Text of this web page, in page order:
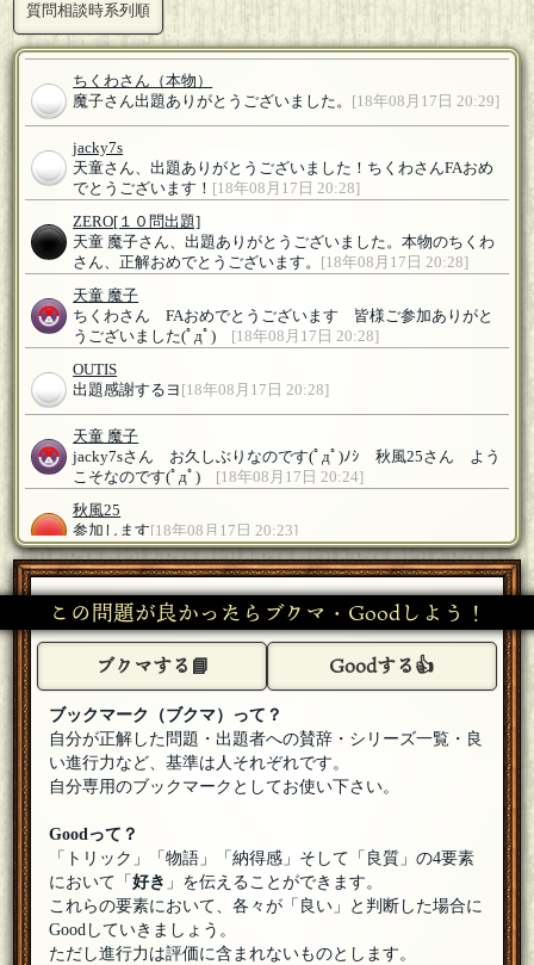
質問相談時系列順
ちくわさん（本物）
魔子さん出題ありがとうございました。
[18年08月17日 20:29]
jacky7s
天童さん、出題ありがとうございました！ちくわさんFAおめ
でとうございます！ [18年08月17日 20:28]
ZERO[１０問出題]
天童 魔子さん、出題ありがとうございました。本物のちくわ
さん、正解おめでとうございます。
[18年08月17日 20:28]
天童 魔子
ちくわさん FAおめでとうございます 皆様ご参加ありがと
うございました(ﾟдﾟ)ゞ
[18年08月17日 20:28]
OUTIS
出題感謝するヨ [18年08月17日 20:28]
天童 魔子
jacky7sさん お久しぶりなのです(ﾟдﾟ)ﾉｼ 秋風25さん よう
こそなのです(ﾟдﾟ)ゞ
[18年08月17日 20:24]
秋風25
参加します [18年08月17日 20:23]
jacky7s
参加します！[18年08月17日 20:23]
天童 魔子
ちくわさん ZEROさん ようこそなのです(ﾟдﾟ)ゞ[18年08月
ZERO[１０問出題]
参加します。 [18年08月17日 20:22]
ちくわさん（本物）
天童 魔子
OUTISさん ペリカン大王さん ようこそなのです(ﾟдﾟ)ゞ
年08月17日 20:22]
ペリカン大王
参加しまーす！よろしくお願いします。 [18年08月17日 20:21]
この問題が良かったらブクマ・Goodしよう！
ブクマする📘 Goodする👍
ブックマーク（ブクマ）って？
自分が正解した問題・出題者への賛辞・シリーズ一覧・良
い進行力など、基準は人それぞれです。
自分専用のブックマークとしてお使い下さい。
Goodって？
「トリック」「物語」「納得感」そして「良質」の4要素
において「好き 」を伝えることができます。
これらの要素において、各々が「良い」と判断した場合に
Goodしていきましょう。
ただし進行力は評価に含まれないものとします。